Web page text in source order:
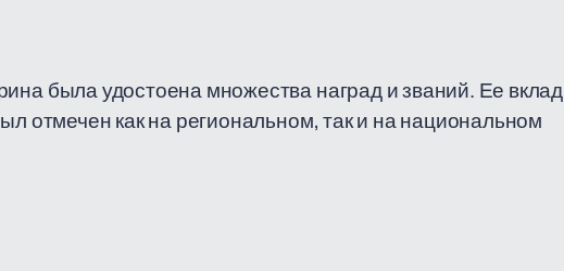
была удостоена множества наград и званий. Ее вклад
отмечен как на региональном, так и на национальном